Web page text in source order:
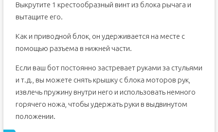
Выкрутите 1 крестообразный винт из блока рычага и
вытащите его.
Как и приводной блок, он удерживается на месте с
помощью разъема в нижней части.
Если ваш бот постоянно застревает руками за стульями
и т.д., вы можете снять крышку с блока моторов рук,
извлечь пружину внутри него и использовать немного
горячего ножа, чтобы удержать руки в выдвинутом
положении.